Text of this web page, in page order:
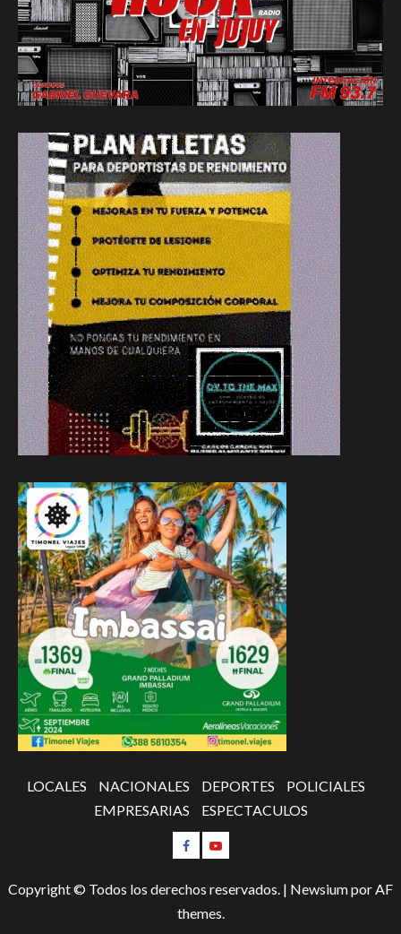
LOCALES NACIONALES DEPORTES
POLICIALES
EMPRESARIAS
ESPECTACULOS
Copyright © Todos los derechos reservados. | Newsiumpor AF
themes.